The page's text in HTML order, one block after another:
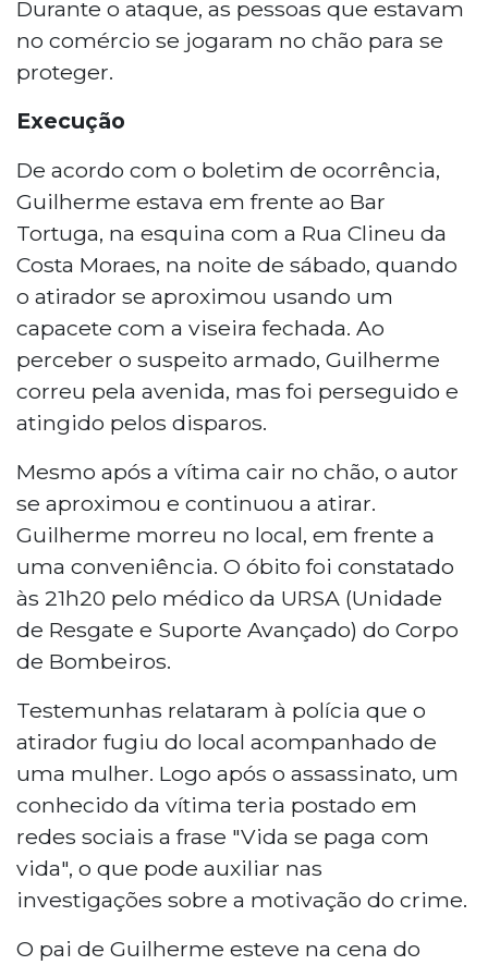
Durante o ataque, as pessoas que estavam
no comércio se jogaram no chão para se
proteger.
Execução
De acordo com o boletim de ocorrência,
Guilherme estava em frente ao Bar
Tortuga, na esquina com a Rua Clineu da
Costa Moraes, na noite de sábado, quando
o atirador se aproximou usando um
capacete com a viseira fechada. Ao
perceber o suspeito armado, Guilherme
correu pela avenida, mas foi perseguido e
atingido pelos disparos.
Mesmo após a vítima cair no chão, o autor
se aproximou e continuou a atirar.
Guilherme morreu no local, em frente a
uma conveniência. O óbito foi constatado
às 21h20 pelo médico da URSA (Unidade
de Resgate e Suporte Avançado) do Corpo
de Bombeiros.
Testemunhas relataram à polícia que o
atirador fugiu do local acompanhado de
uma mulher. Logo após o assassinato, um
conhecido da vítima teria postado em
redes sociais a frase "Vida se paga com
vida", o que pode auxiliar nas
investigações sobre a motivação do crime.
O pai de Guilherme esteve na cena do